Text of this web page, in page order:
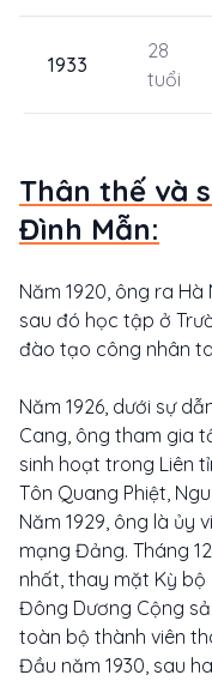
1933
28
tuổi
Thân thế và
Đình Mẫn:
Năm 1920, ông ra
sau đó học tập ở
đào tạo công nhân
Năm 1926, dưới sự
Cang, ông tham gia
sinh hoạt trong Liên
Tôn Quang Phiệt,
Năm 1929, ông là ủy
mạng Đảng. Tháng
nhất, thay mặt Kỳ
Đông Dương Cộng
toàn bộ thành viên
Đầu năm 1930, sau